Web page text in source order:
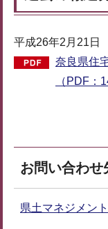
平成26年2月21日
奈良県住
（PDF：
お問い合わせ
県土マネジメン